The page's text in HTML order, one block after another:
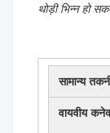
थोड़ी भिन्न हो
सामान्य
वायवीय